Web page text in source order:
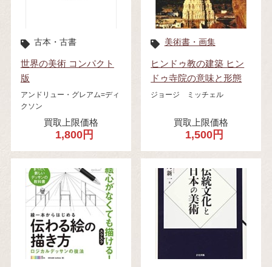
古本・古書
世界の美術 コンパクト
版
アンドリュー・グレアム=ディ
クソン
買取上限価格
1,800円
美術書・画集
ヒンドゥ教の建築 ヒン
ドゥ寺院の意味と形態
ジョージ ミッチェル
買取上限価格
1,500円